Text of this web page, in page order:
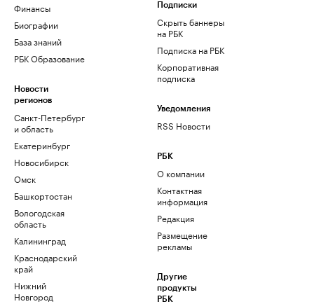
Финансы
Биографии
База знаний
РБК Образование
Новости
регионов
Санкт-Петербург
и область
Екатеринбург
Новосибирск
Омск
Башкортостан
Вологодская
область
Калининград
Краснодарский
край
Нижний
Новгород
Подписки
Скрыть баннеры
на РБК
Подписка на РБК
Корпоративная
подписка
Уведомления
RSS Новости
РБК
О компании
Контактная
информация
Редакция
Размещение
рекламы
Другие
продукты
РБК